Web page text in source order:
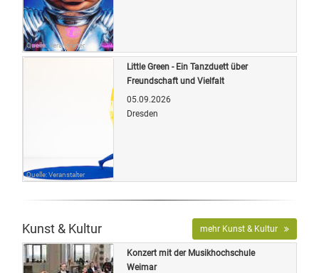
Quelle: Veranstalter
Quelle: Veranstalter
Little Green - Ein Tanzduett über
Freundschaft und Vielfalt
05.09.2026
Dresden
Kunst & Kultur mehr Kunst & Kultur
Konzert mit der Musikhochschule
Weimar